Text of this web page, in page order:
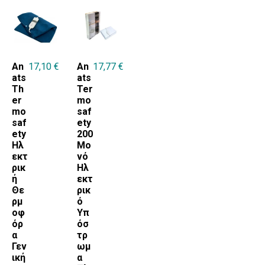
An
ats
Th
er
mo
saf
ety
Ηλ
εκτ
ρικ
ή
Θε
ρμ
οφ
όρ
α
Γεν
ική
17,10 €
An
ats
Ter
mo
saf
ety
200
Μο
νό
Ηλ
εκτ
ρικ
ό
Υπ
όσ
τρ
ωμ
α
17,77 €